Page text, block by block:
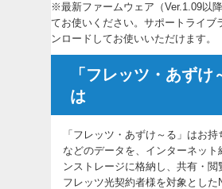
※最新ファームウェア（Ver.1.09以
てお使いください。 サポートライブ
ンロードしてお使いいただけます。
「フレッツ・あずけ
は
「フレッツ・あずけ～る」はお
などのデータを、インターネット
ンストレージに格納し、共有・閲
フレッツ光契約者様を対象とした